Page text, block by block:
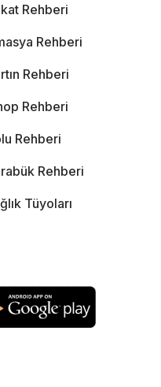
Rehberi
Rehberi
Rehberi
Rehberi
Rehberi
Rehberi
Tüyoları